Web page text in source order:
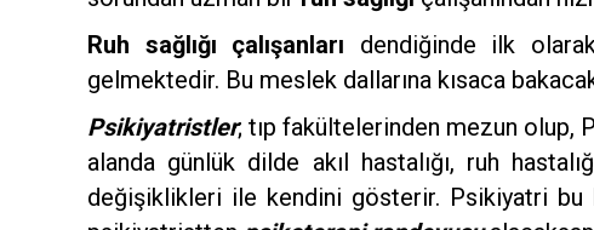
Ruh sağlığı çalışanları dendiğinde ilk
gelmektedir. Bu meslek dallarına kısaca
Psikiyatristler; tıp fakültelerinden mezun olup,
alanda günlük dilde akıl hastalığı, ruh
değişiklikleri ile kendini gösterir. Psikiyatri bu